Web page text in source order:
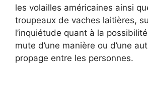
les volailles américaines ainsi
troupeaux de vaches laitières,
l’inquiétude quant à la
mute d’une manière ou d’une
propage entre les personnes.